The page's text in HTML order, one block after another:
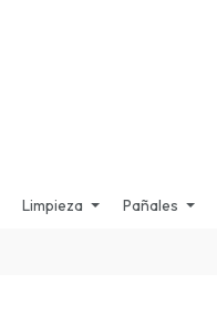
Limpieza Pañales